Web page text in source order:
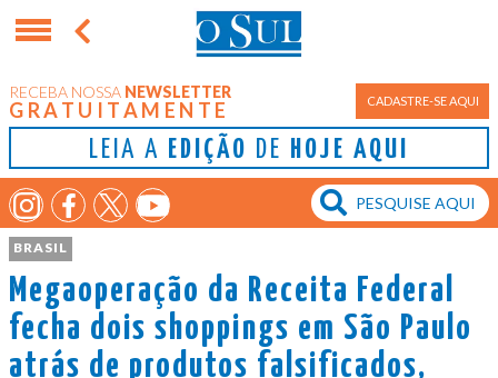
RECEBA NOSSA NEWSLETTER
GRATUITAMENTE CADASTRE-SE AQUI
LEIA A EDIÇÃO DE HOJE AQUI
BRASIL
Megaoperação da Receita Federal
fecha dois shoppings em São Paulo
atrás de produtos falsificados,